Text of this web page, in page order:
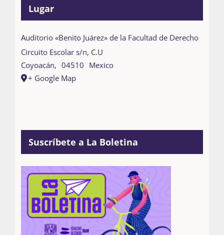
Lugar
Auditorio «Benito Juárez» de la Facultad de Derecho
Circuito Escolar s/n, C.U
Coyoacán, 04510 Mexico
+ Google Map
Suscríbete a La Boletina